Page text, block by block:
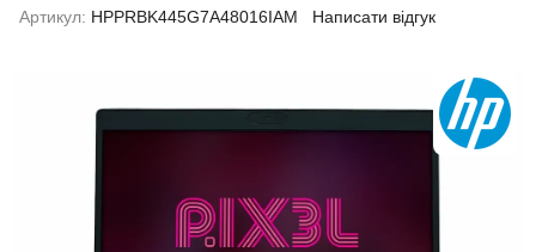
Артикул: HPPRBK445G7A48016IAM Написати відгук